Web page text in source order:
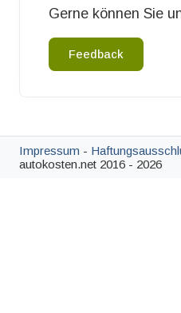
Gerne können Sie
Feedback
Impressum -
autokosten.net 2016 - 2026